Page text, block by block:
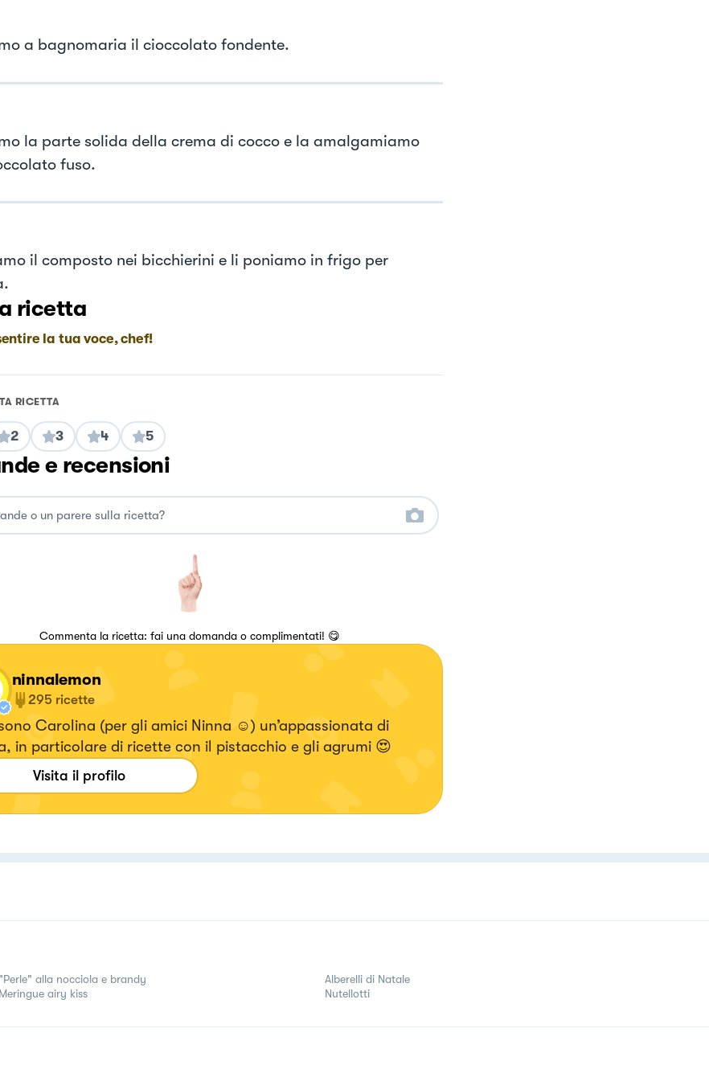
a bagnomaria il cioccolato fondente.
la parte solida della crema di cocco e la amalgamiamo
fuso.
il composto nei bicchierini e li poniamo in frigo per
ricetta
la tua voce, chef!
RICETTA
2 3 4 5
e recensioni
Commenta la ricetta: fai una domanda o complimentati! 😋
ninnalemon
295 ricette
Carolina (per gli amici Ninna ☺️) un’appassionata di
in particolare di ricette con il pistacchio e gli agrumi 😍
Visita il profilo
"Perle" alla nocciola e brandy
Meringue airy kiss
Alberelli di Natale
Nutellotti